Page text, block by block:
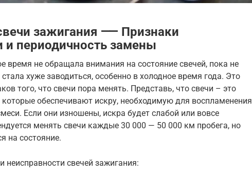
зажигания ⸺ Признаки
и периодичность замены
время не обращала внимания на состояние свечей, пока не
хуже заводиться, особенно в холодное время года. Это
того, что свечи пора менять. Представь, что свечи – это
обеспечивают искру, необходимую для воспламенения
Если они изношены, искра будет слабой или вовсе
менять свечи каждые 30 000 — 50 000 км пробега, но
на состояние.
неисправности свечей зажигания: